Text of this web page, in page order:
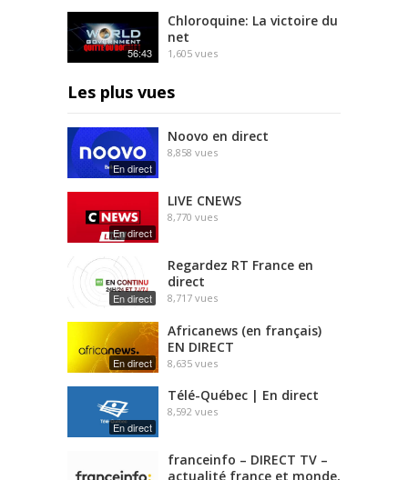
56:43
Chloroquine: La victoire du
net
1,605 vues
Les plus vues
En direct
Noovo en direct
8,858 vues
En direct
LIVE CNEWS
8,770 vues
En direct
Regardez RT France en
direct
8,717 vues
En direct
Africanews (en français)
EN DIRECT
8,635 vues
En direct
Télé-Québec | En direct
8,592 vues
franceinfo – DIRECT TV –
actualité france et monde,